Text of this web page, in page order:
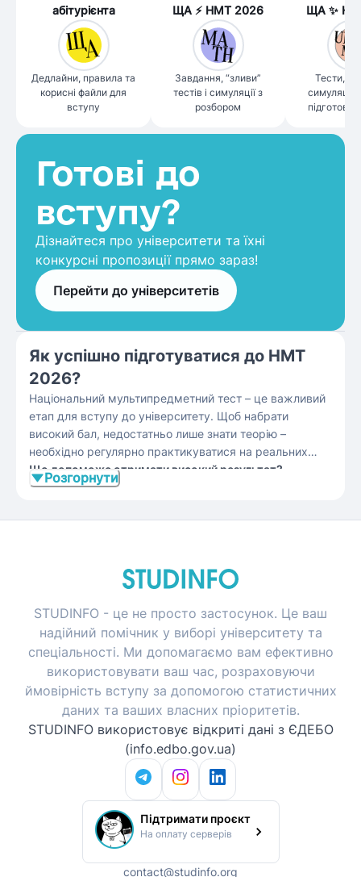
абітурієнта
Дедлайни, правила та
корисні файли для
вступу
ЩА ⚡️ НМТ 2026
Завдання, “зливи”
тестів і симуляції з
розбором
ЩА ✨
Тести,
симуляції
Готові до
вступу?
Дізнайтеся про університети та їхні
конкурсні пропозиції прямо зараз!
Перейти до університетів
Як успішно підготуватися до НМТ
2026?
Національний мультипредметний тест – це важливий
етап для вступу до університету. Щоб набрати
високий бал, недостатньо лише знати теорію –
необхідно регулярно практикуватися на реальних
тестах, збірниках та онлайн-симуляціях НМТ.
Що допоможе отримати високий результат?
✅ Регулярне тестування: проходьте
✅ Використання офіційних та перевірених матеріалів:
завдання НМТ минулих років
✅ Звикання до таймінгу: тренуйтеся за обмеженим
часом, як на реальному тестуванні.
Де взяти матеріали для підготовки
до НМТ?
На цій сторінці зібрано найкращі безкоштовні
ресурси для підготовки
📘 Офіційні збірники із завданнями та відповідями.
📘 Тести НМТ 2023, 2024 для аналізу минулих сесій.
📘 Онлайн-симуляції НМТ із таймером та
автоматичною перевіркою.
📘 Інтерактивні посібники для самостійної роботи.
Завдання НМТ минулих років –
ефективний спосіб підготовки
Розгорнути
STUDINFO - це не просто застосунок. Це ваш
надійний помічник у виборі університету та
спеціальності. Ми допомагаємо вам ефективно
використовувати ваш час, розраховуючи
ймовірність вступу за допомогою статистичних
даних та ваших власних пріоритетів.
STUDINFO використовує відкриті дані з ЄДЕБО
(info.edbo.gov.ua)
Підтримати проєкт
На оплату серверів
contact@studinfo.org